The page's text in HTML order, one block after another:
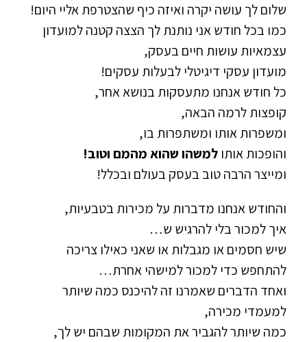
שלום לך עושה יקרה ואיזה כיף שהצטרפת אליי היום!
כמו בכל חודש אני נותנת לך הצצה קטנה למועדון
עצמאיות עושות חיים בעסק,
מועדון עסקי דיגיטלי לבעלות עסקים!
כל חודש אנחנו מתעסקות בנושא אחר,
קופצות לרמה הבאה,
ומשפרות אותו ומשתפרות בו,
והופכות אותולמשהו שהוא מהמם וטוב!
ומייצר הרבה טוב בעסק בעולם ובכלל!
והחודש אנחנו מדברות על מכירות בטבעיות,
איך למכור בלי להרגיש ש…
שיש חסמים או מגבלות או שאני כאילו צריכה
להתחפש כדי למכור למישהי אחרת…
ואחד הדברים שאמרנו זה להיכנס כמה שיותר
למעמדי מכירה,
כמה שיותר להגביר את המקומות שבהם יש לך,